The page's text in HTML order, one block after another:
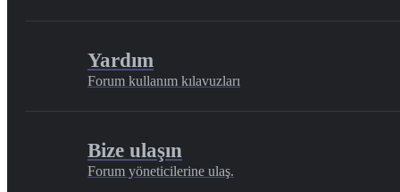
Yardım
Forum kullanım kılavuzları
Bize ulaşın
Forum yöneticilerine ulaş.